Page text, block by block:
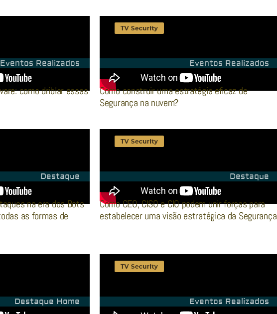
Eventos Realizados
como driblar essas
Eventos Realizados
Como construir uma estratégia eficaz de
Segurança na nuvem?
Destaque
na era dos Bots
as formas de
Destaque
Como CEO, CISO e CIO podem unir forças para
estabelecer uma visão estratégica da Segurança
Destaque Home Eventos Realizados